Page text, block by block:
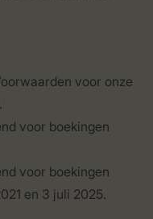
voor onze
voor boekingen
voor boekingen
en 3 juli 2025.